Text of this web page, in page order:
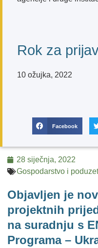
Rok za
10 ožujka, 2022
Facebook
28 siječnja, 2022
Gospodarstvo i
Objavljen je
projektnih
na suradnju s
Programa –